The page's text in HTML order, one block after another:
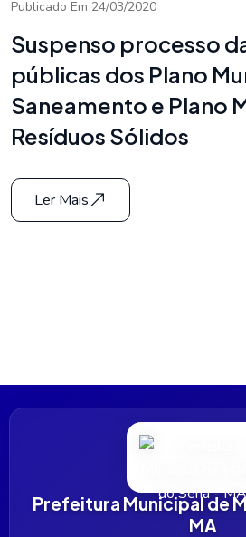
Publicado Em 24/03/2020
Suspenso processo
públicas dos Plano
Saneamento e Plano
Resíduos Sólidos
Ler Mais
Prefeitura Municipal de
MA